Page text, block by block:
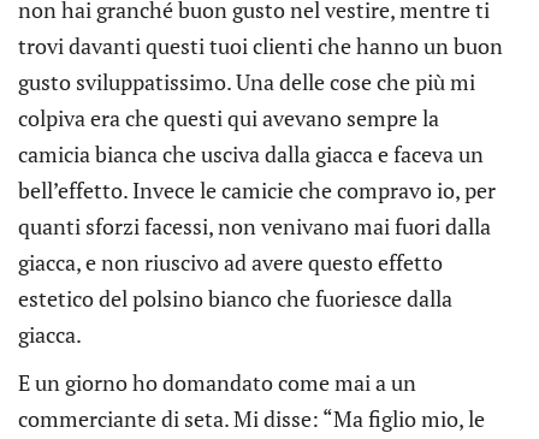
non hai granché buon gusto nel vestire, mentre ti
trovi davanti questi tuoi clienti che hanno un buon
gusto sviluppatissimo. Una delle cose che più mi
colpiva era che questi qui avevano sempre la
camicia bianca che usciva dalla giacca e faceva un
bell’effetto. Invece le camicie che compravo io, per
quanti sforzi facessi, non venivano mai fuori dalla
giacca, e non riuscivo ad avere questo effetto
estetico del polsino bianco che fuoriesce dalla
giacca.
E un giorno ho domandato come mai a un
commerciante di seta. Mi disse: “Ma figlio mio, le